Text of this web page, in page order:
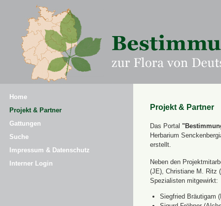
Home
Projekt & Partner
Gattungen
Suche
Impressum & Datenschutz
Interner Login
Projekt & Partner
Das Portal
Herbarium
erstellt.
Neben den
(JE), Christiane M. Ritz
Spezialisten mitgewirkt:
Siegfried Bräutigam